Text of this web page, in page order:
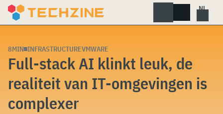
Skip
8MIN INFRASTRUCTUREVMWARE
Full-stack AI klinkt leuk, de
realiteit van IT-omgevingen is
complexer